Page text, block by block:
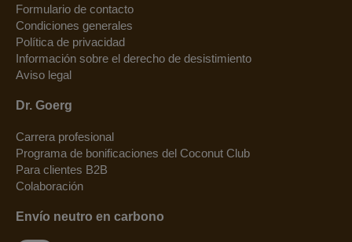
Formulario de contacto
Condiciones generales
Política de privacidad
Información sobre el derecho de desistimiento
Aviso legal
Dr. Goerg
Carrera profesional
Programa de bonificaciones del Coconut Club
Para clientes B2B
Colaboración
Envío neutro en carbono